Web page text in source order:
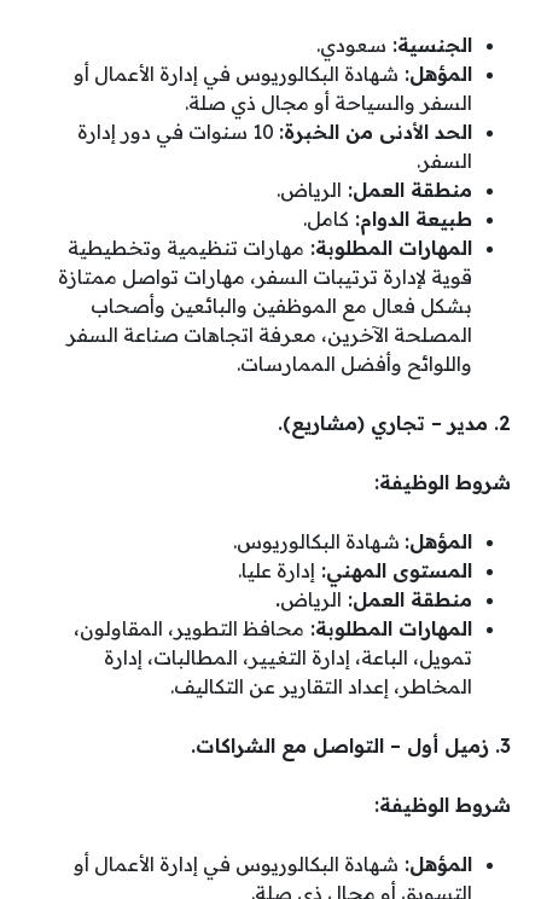
الجنسية: سعودي.
المؤهل: شهادة البكالوريوس في إدارة الأعمال أو
السفر والسياحة أو مجال ذي صلة.
الحد الأدنى من الخبرة:
10 سنوات في دور إدارة
السفر.
منطقة العمل: الرياض.
طبيعة الدوام: كامل.
المهارات المطلوبة: مهارات تنظيمية وتخطيطية
قوية لإدارة ترتيبات السفر، مهارات تواصل ممتازة
بشكل فعال مع الموظفين والبائعين وأصحاب
المصلحة الآخرين، معرفة اتجاهات صناعة السفر
واللوائح وأفضل الممارسات.
2. مدير – تجاري (مشاريع).
شروط الوظيفة:
المؤهل: شهادة البكالوريوس.
المستوى المهني: إدارة عليا.
منطقة العمل: الرياض.
المهارات المطلوبة: محافظ التطوير، المقاولون،
تمويل، الباعة، إدارة التغيير، المطالبات، إدارة
المخاطر، إعداد التقارير عن التكاليف.
3. زميل أول – التواصل مع الشراكات.
شروط الوظيفة:
المؤهل: شهادة البكالوريوس في إدارة الأعمال أو
التسويق أو مجال ذي صلة.